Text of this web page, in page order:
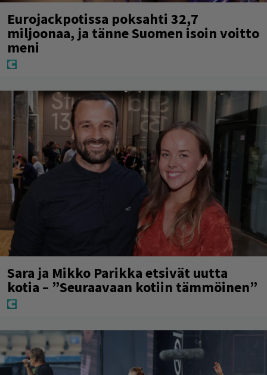
Eurojackpotissa poksahti 32,7
miljoonaa, ja tänne Suomen isoin voitto
meni
Sara ja Mikko Parikka etsivät uutta
kotia – ”Seuraavaan kotiin tämmöinen”